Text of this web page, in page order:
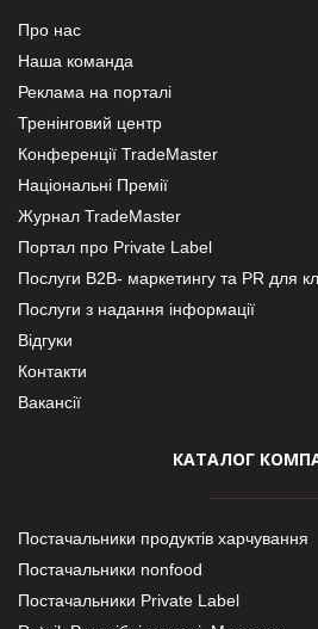
Про нас
Наша команда
Реклама на порталі
Тренінговий центр
Конференції TradeMaster
Національні Премії
Журнал TradeMaster
Портал про Private Label
Послуги В2В- маркетингу та PR для
Послуги з надання інформації
Відгуки
Контакти
Вакансії
КАТАЛОГ
Постачальники продуктів харчування
Постачальники nonfood
Постачальники Private Label